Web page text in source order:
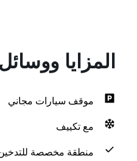
المزايا
موقف سيارات مجاني
مع تكييف
منطقة مخصصة